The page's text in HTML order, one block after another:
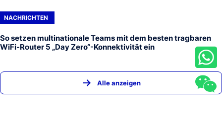
NACHRICHTEN
So setzen multinationale Teams mit dem besten tragbaren
WiFi-Router 5 „Day Zero“-Konnektivität ein
Alle anzeigen